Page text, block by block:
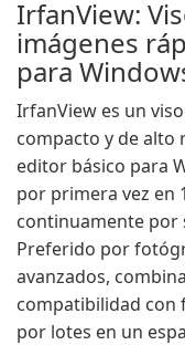
IrfanView:
imágenes
para
IrfanView es un
compacto y de alto
editor básico para
por primera vez en
continuamente por
Preferido por
avanzados,
compatibilidad con
por lotes en un